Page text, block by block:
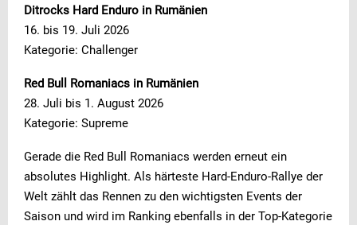
Ditrocks Hard Enduro in Rumänien
16. bis 19. Juli 2026
Kategorie: Challenger
Red Bull Romaniacs in Rumänien
28. Juli bis 1. August 2026
Kategorie: Supreme
Gerade die Red Bull Romaniacs werden erneut ein
absolutes Highlight. Als härteste Hard-Enduro-Rallye der
Welt zählt das Rennen zu den wichtigsten Events der
Saison und wird im Ranking ebenfalls in der Top-Kategorie